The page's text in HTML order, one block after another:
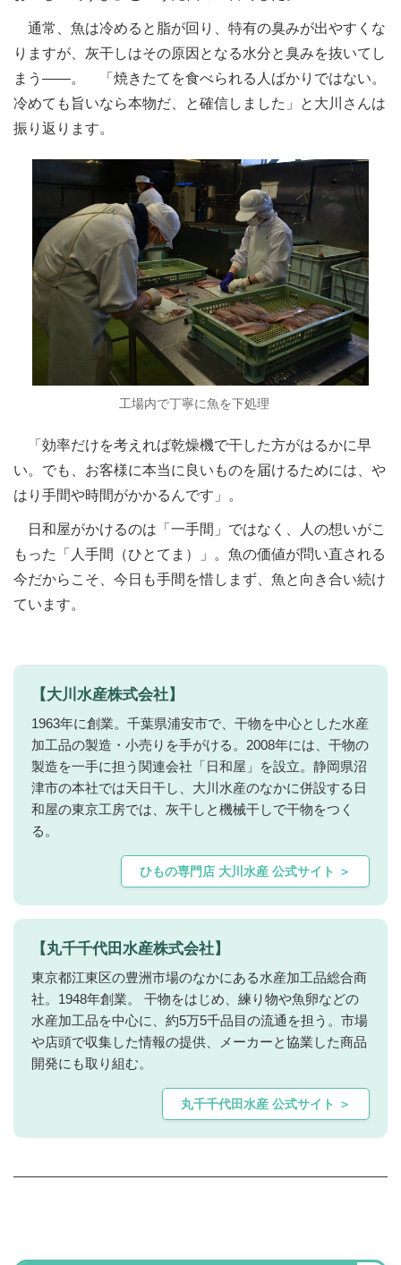
通常、魚は冷めると脂が回り、特有の臭みが出やすくな
りますが、灰干しはその原因となる水分と臭みを抜いてし
まう――。 「焼きたてを食べられる人ばかりではない。
冷めても旨いなら本物だ、と確信しました」と大川さんは
振り返ります。
工場内で丁寧に魚を下処理
「効率だけを考えれば乾燥機で干した方がはるかに早
い。でも、お客様に本当に良いものを届けるためには、や
はり手間や時間がかかるんです」。
日和屋がかけるのは「一手間」ではなく、人の想いがこ
もった「人手間（ひとてま）」。魚の価値が問い直される
今だからこそ、今日も手間を惜しまず、魚と向き合い続け
ています。
【大川水産株式会社】
1963年に創業。千葉県浦安市で、干物を中心とした水産
加工品の製造・小売りを手がける。2008年には、干物の
製造を一手に担う関連会社「日和屋」を設立。静岡県沼
津市の本社では天日干し、大川水産のなかに併設する日
和屋の東京工房では、灰干しと機械干しで干物をつく
る。
ひもの専門店 大川水産 公式サイト ＞
【丸千千代田水産株式会社】
東京都江東区の豊洲市場のなかにある水産加工品総合商
社。1948年創業。 干物をはじめ、練り物や魚卵などの
水産加工品を中心に、約5万5千品目の流通を担う。市場
や店頭で収集した情報の提供、メーカーと協業した商品
開発にも取り組む。
丸千千代田水産 公式サイト ＞